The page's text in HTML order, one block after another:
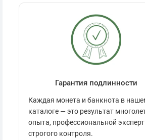
Гарантия подлинности
Каждая монета и банкнота в
каталоге — это результат
опыта, профессиональной
строгого контроля.